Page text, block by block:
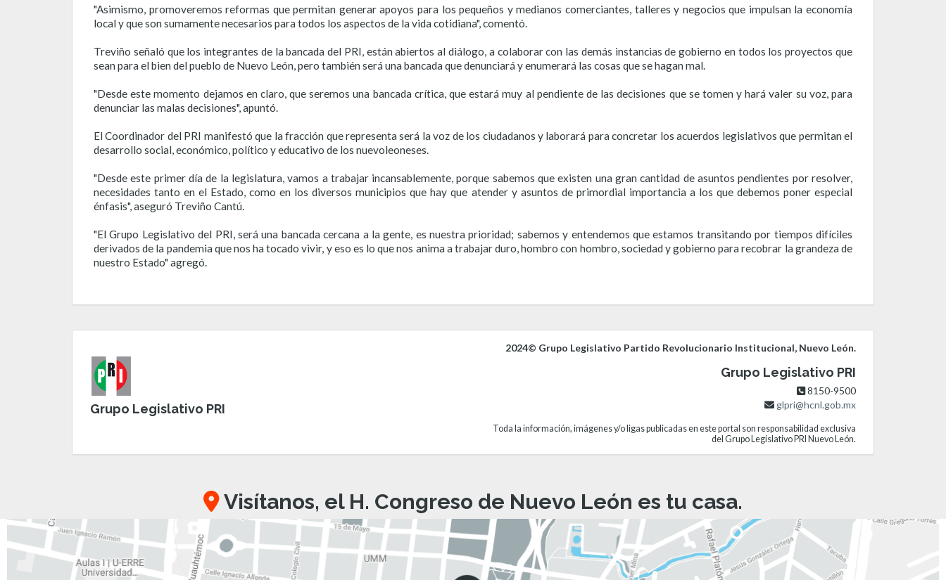
"Asimismo, promoveremos reformas que permitan generar apoyos para los pequeños y medianos comerciantes, talleres y negocios que impulsan la economía
local y que son sumamente necesarios para todos los aspectos de la vida cotidiana", comentó.
Treviño señaló que los integrantes de la bancada del PRI, están abiertos al diálogo, a colaborar con las demás instancias de gobierno en todos los proyectos que
sean para el bien del pueblo de Nuevo León, pero también será una bancada que denunciará y enumerará las cosas que se hagan mal.
"Desde este momento dejamos en claro, que seremos una bancada crítica, que estará muy al pendiente de las decisiones que se tomen y hará valer su voz, para
denunciar las malas decisiones", apuntó.
El Coordinador del PRI manifestó que la fracción que representa será la voz de los ciudadanos y laborará para concretar los acuerdos legislativos que permitan el
desarrollo social, económico, político y educativo de los nuevoleoneses.
"Desde este primer día de la legislatura, vamos a trabajar incansablemente, porque sabemos que existen una gran cantidad de asuntos pendientes por resolver,
necesidades tanto en el Estado, como en los diversos municipios que hay que atender y asuntos de primordial importancia a los que debemos poner especial
énfasis", aseguró Treviño Cantú.
"El Grupo Legislativo del PRI, será una bancada cercana a la gente, es nuestra prioridad; sabemos y entendemos que estamos transitando por tiempos difíciles
derivados de la pandemia que nos ha tocado vivir, y eso es lo que nos anima a trabajar duro, hombro con hombro, sociedad y gobierno para recobrar la grandeza de
nuestro Estado" agregó.
Grupo Legislativo PRI
2024© Grupo Legislativo Partido Revolucionario Institucional, Nuevo León.
Grupo Legislativo PRI
8150-9500
glpri@hcnl.gob.mx
Toda la información, imágenes y/o ligas publicadas en este portal son responsabilidad exclusiva
del Grupo Legislativo PRI Nuevo León.
Visítanos, el H. Congreso de Nuevo León es tu casa.